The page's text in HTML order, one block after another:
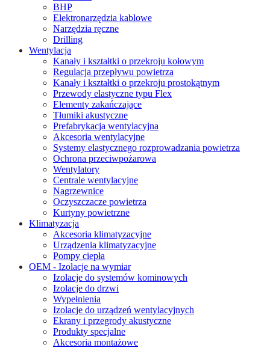
BHP
Elektronarzędzia kablowe
Narzędzia ręczne
Drilling
Wentylacja
Kanały i kształtki o przekroju kołowym
Regulacja przepływu powietrza
Kanały i kształtki o przekroju prostokątnym
Przewody elastyczne typu Flex
Elementy zakańczające
Tłumiki akustyczne
Prefabrykacja wentylacyjna
Akcesoria wentylacyjne
Systemy elastycznego rozprowadzania powietrza
Ochrona przeciwpożarowa
Wentylatory
Centrale wentylacyjne
Nagrzewnice
Oczyszczacze powietrza
Kurtyny powietrzne
Klimatyzacja
Akcesoria klimatyzacyjne
Urządzenia klimatyzacyjne
Pompy ciepła
OEM - Izolacje na wymiar
Izolacje do systemów kominowych
Izolacje do drzwi
Wypełnienia
Izolacje do urządzeń wentylacyjnych
Ekrany i przegrody akustyczne
Produkty specjalne
Akcesoria montażowe